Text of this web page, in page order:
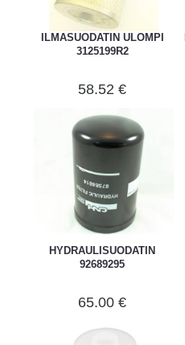
ILMASUODATIN ULOMPI
3125199R2
58.52 €
HYDRAULISUODATIN
92689295
65.00 €